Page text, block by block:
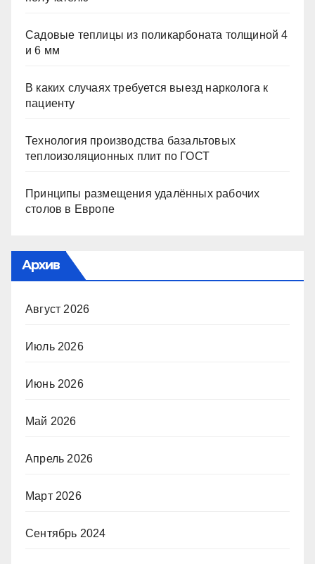
Садовые теплицы из поликарбоната толщиной 4
и 6 мм
В каких случаях требуется выезд нарколога к
пациенту
Технология производства базальтовых
теплоизоляционных плит по ГОСТ
Принципы размещения удалённых рабочих
столов в Европе
Архив
Август 2026
Июль 2026
Июнь 2026
Май 2026
Апрель 2026
Март 2026
Сентябрь 2024